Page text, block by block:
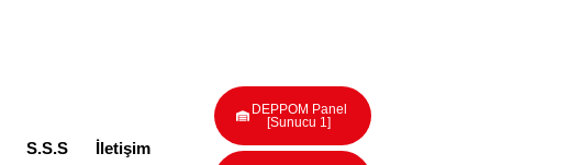
S.S.S İletişim
DEPPOM Panel
[Sunucu 1]